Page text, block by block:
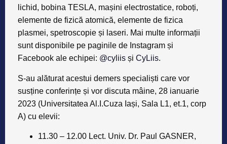
lichid, bobina TESLA, mașini electrostatice, roboți,
elemente de fizică atomică, elemente de fizica
plasmei, spetroscopie și laseri. Mai multe informații
sunt disponibile pe paginile de Instagram și
Facebook ale echipei: @cyliis și CyLiis.
S-au alăturat acestui demers specialiști care vor
susține conferințe și vor discuta mâine, 28 ianuarie
2023 (Universitatea Al.I.Cuza Iași, Sala L1, et.1, corp
A) cu elevii:
11.30 – 12.00 Lect. Univ. Dr. Paul GASNER,